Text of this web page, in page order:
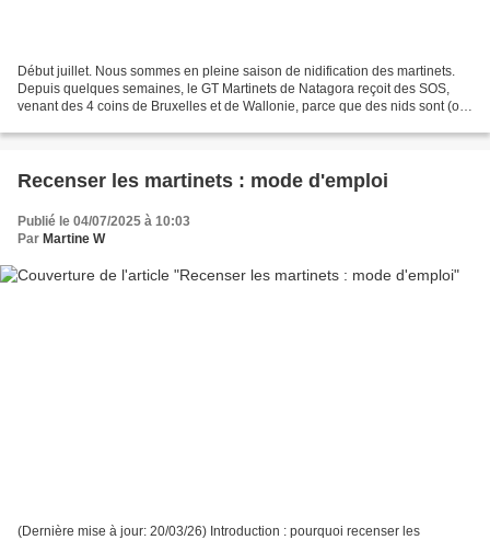
Début juillet. Nous sommes en pleine saison de nidification des martinets.
Depuis quelques semaines, le GT Martinets de Natagora reçoit des SOS,
venant des 4 coins de Bruxelles et de Wallonie, parce que des nids sont (ou
Recenser les martinets : mode d'emploi
Publié le 04/07/2025 à 10:03
Par Martine W
(Dernière mise à jour: 20/03/26) Introduction : pourquoi recenser les